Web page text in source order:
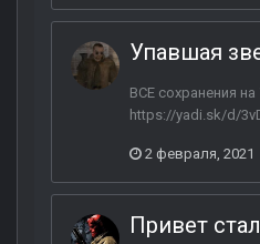
Упавшая
ВСЕ сохранения
https://yadi.sk/d/
2 февраля, 2021
Привет